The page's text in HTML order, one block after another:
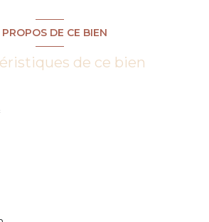
DE CE BIEN
de ce bien